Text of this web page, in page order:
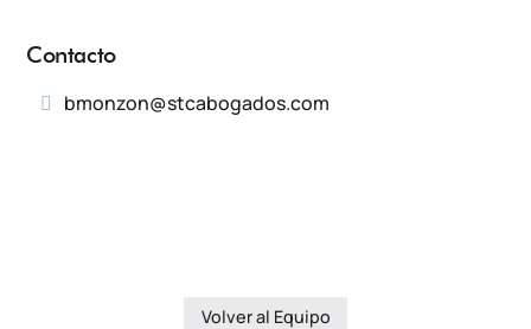
italiano.
Contacto
bmonzon@stcabogados.com
Volver al Equipo